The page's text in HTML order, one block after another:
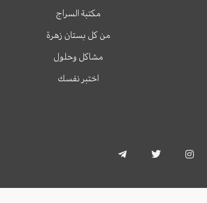
مكتبة السراج
من كل بستان زهرة
مشاكل وحلول
اختبر نفسك
s
g
i
e
l
r